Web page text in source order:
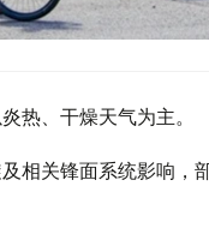
热、干燥天气为主。
相关锋面系统影响，